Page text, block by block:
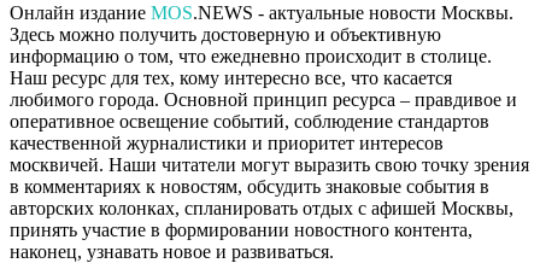
Онлайн издание MOS.NEWS - актуальные новости Москвы.
Здесь можно получить достоверную и объективную
информацию о том, что ежедневно происходит в столице.
Наш ресурс для тех, кому интересно все, что касается
любимого города. Основной принцип ресурса – правдивое и
оперативное освещение событий, соблюдение стандартов
качественной журналистики и приоритет интересов
москвичей. Наши читатели могут выразить свою точку зрения
в комментариях к новостям, обсудить знаковые события в
авторских колонках, спланировать отдых с афишей Москвы,
принять участие в формировании новостного контента,
наконец, узнавать новое и развиваться.